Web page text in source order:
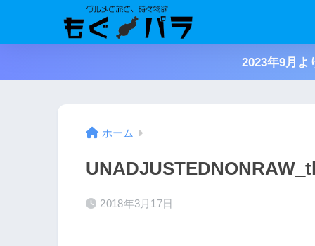
2023年9月よ
ホーム
2018年3月17日